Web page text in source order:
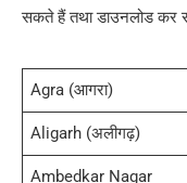
सकते हैं तथा डाउनलोड कर
Agra (आगरा)
Aligarh (अलीगढ़)
Ambedkar Nagar